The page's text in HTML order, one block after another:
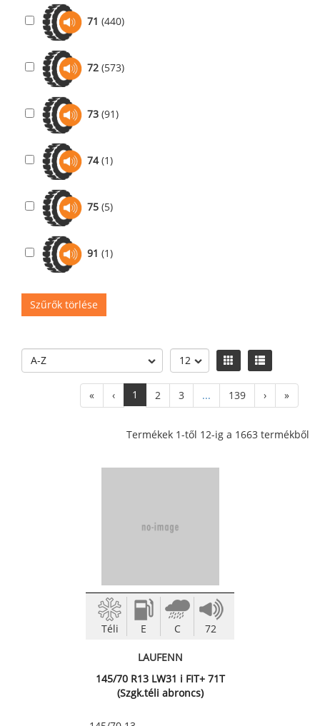
71 (440)
72 (573)
73 (91)
74(1)
75 (5)
91 (1)
Szűrők törlése
« ‹ 1 2 3 ... 139 › »
Termékek 1-től 12-ig a 1663 termékből
Téli E C 72
LAUFENN
145/70 R13 LW31 i FIT+ 71T
(Szgk.téli abroncs)